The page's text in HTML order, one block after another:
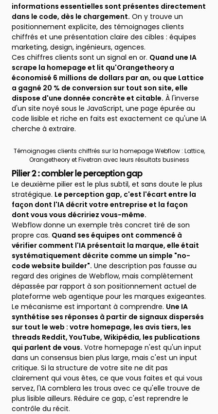
informations essentielles sont présentes directement
dans le code, dès le chargement. On y trouve un
positionnement explicite, des témoignages clients
chiffrés et une présentation claire des cibles : équipes
marketing, design, ingénieurs, agences.
Ces chiffres clients sont un signal en or. Quand une IA
scrape la homepage et lit qu'Orangetheory a
économisé 6 millions de dollars par an, ou que Lattice
a gagné 20 % de conversion sur tout son site, elle
dispose d'une donnée concrète et citable. À l'inverse
d'un site noyé sous le JavaScript, une page épurée au
code lisible et riche en faits est exactement ce qu'une IA
cherche à extraire.
Témoignages clients chiffrés sur la homepage Webflow : Lattice,
Orangetheory et Fivetran avec leurs résultats business
Pilier 2 : combler le perception gap
Le deuxième pilier est le plus subtil, et sans doute le plus
stratégique. Le perception gap, c'est l'écart entre la
façon dont l'IA décrit votre entreprise et la façon
dont vous vous décririez vous-même.
Webflow donne un exemple très concret tiré de son
propre cas. Quand ses équipes ont commencé à
vérifier comment l'IA présentait la marque, elle était
systématiquement décrite comme un simple "no-
code website builder". Une description pas fausse au
regard des origines de Webflow, mais complètement
dépassée par rapport à son positionnement actuel de
plateforme web agentique pour les marques exigeantes.
Le mécanisme est important à comprendre. Une IA
synthétise ses réponses à partir de signaux dispersés
sur tout le web : votre homepage, les avis tiers, les
threads Reddit, YouTube, Wikipédia, les publications
qui parlent de vous. Votre homepage n'est qu'un input
dans un consensus bien plus large, mais c'est un input
critique. Si la structure de votre site ne dit pas
clairement qui vous êtes, ce que vous faites et qui vous
servez, l'IA comblera les trous avec ce qu'elle trouve de
plus lisible ailleurs. Réduire ce gap, c'est reprendre le
contrôle du récit.